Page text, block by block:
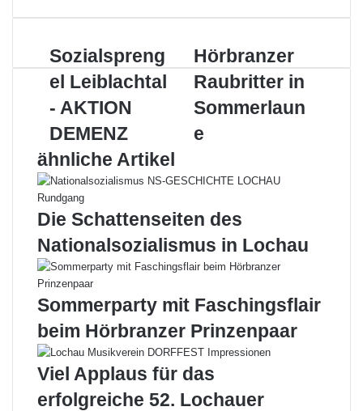
E-
Sozialsprengel
Leiblachtal
-
AKTION
Sozialspreng
el Leiblachtal
- AKTION
DEMENZ
Hörbranzer
Raubritter
in
Sommerlaune
Hörbranzer
Raubritter in
Sommerlaun
e
ähnliche Artikel
Die Schattenseiten des
Nationalsozialismus in Lochau
Sommerparty mit Faschingsflair
beim Hörbranzer Prinzenpaar
Viel Applaus für das
erfolgreiche 52. Lochauer